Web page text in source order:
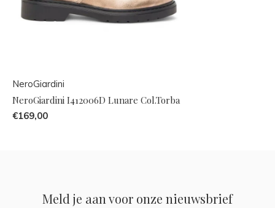
NeroGiardini
NeroGiardini I412006D Lunare Col.Torba
€169,00
Meld je aan voor onze nieuwsbrief